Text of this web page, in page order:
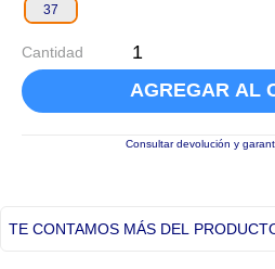
37
Cantidad
AGREGAR AL
Consultar devolución y
TE CONTAMOS MÁS DEL